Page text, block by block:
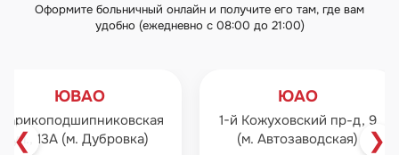
Оформите больничный онлайн и получите его там, где вам
удобно (ежедневно с 08:00 до 21:00)
❮
ЮВАО
ул., 13А (м. Дубровка)
ЮАО
1-й Кожуховский пр-д, 9
(м. Автозаводская)
❯